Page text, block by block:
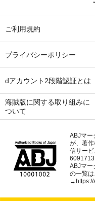
ご利用規約
プライバシーポリシー
dアカウント2段階認証とは
海賊版に関する取り組みに
ついて
ABJマー
が、著
信サー
6091713
ABJマー
の一覧は
→